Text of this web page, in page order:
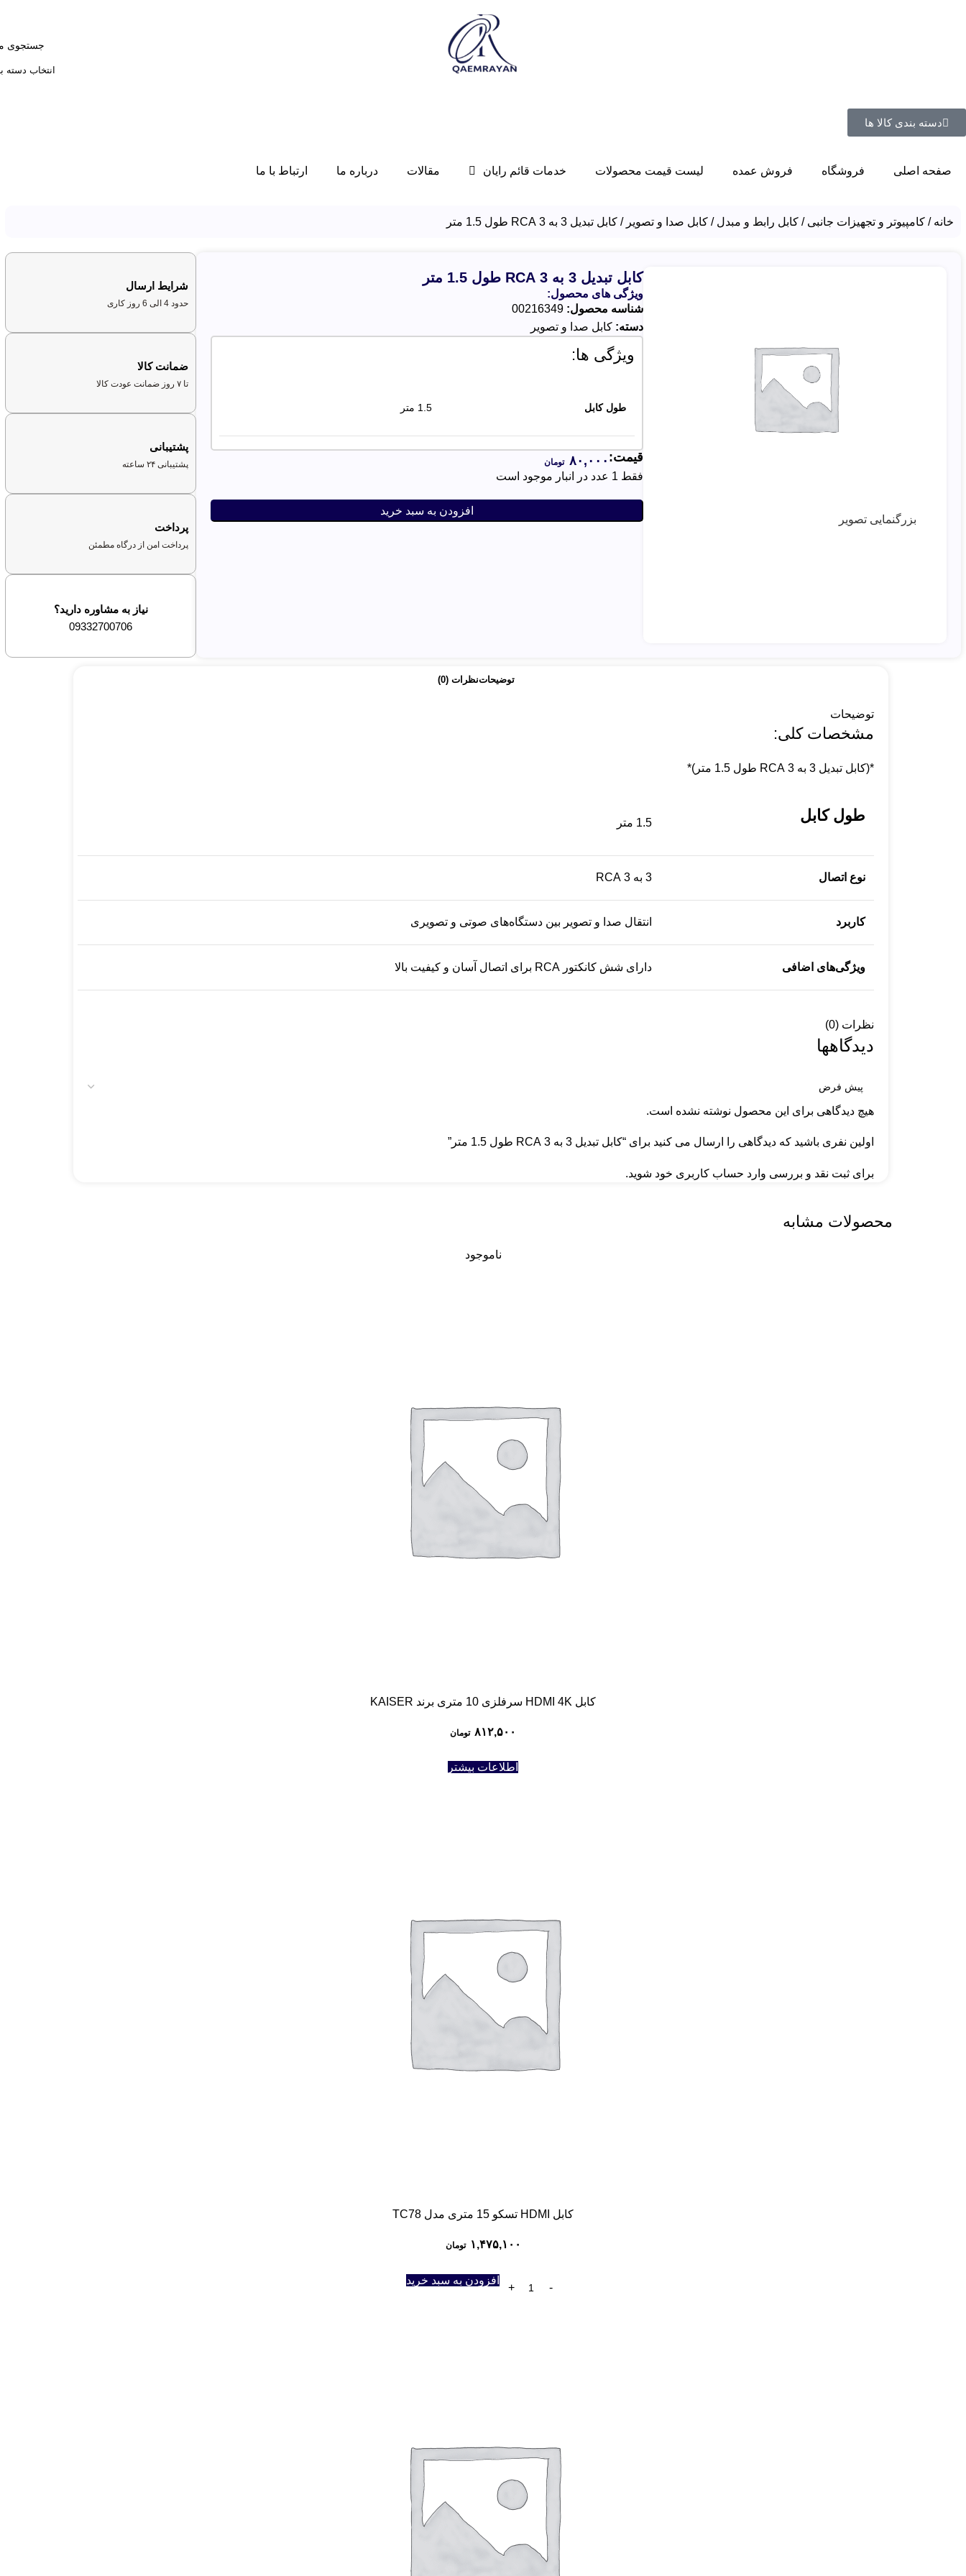
انتخاب دسته
دسته بندی کالا ها
صفحه اصلی فروشگاه فروش عمده لیست قیمت محصولات خدمات قائم رایان مقالات درباره ما ارتباط با ما
خانه کامپیوتر و تجهیزات جانبی کابل رابط و مبدل کابل صدا و تصویر کابل تبدیل 3 به 3 RCA طول 1.5 متر
بزرگنمایی تصویر
کابل تبدیل 3 به 3 RCA طول 1.5 متر
ویژگی های محصول:
شناسه محصول: 00216349
دسته: کابل صدا و تصویر
ویژگی ها:
طول کابل 1.5 متر
نوع اتصال
فقط 1 عدد در انبار موجود است
افزودن به سبد خرید
قیمت: ۸۰,۰۰۰ تومان
شرایط ارسال
حدود 4 الی 6 روز کاری
ضمانت کالا
تا ۷ روز ضمانت عودت کالا
پشتیبانی
پشتیبانی ۲۴ ساعته
پرداخت
پرداخت امن از درگاه مطمئن
نیاز به مشاوره دارید؟
09332700706
توضیحاتنظرات (0)
توضیحات
مشخصات کلی:
*(کابل تبدیل 3 به 3 RCA طول 1.5 متر)*
طول کابل 1.5 متر
نوع اتصال 3 به 3 RCA
کاربرد انتقال صدا و تصویر بین دستگاه‌های صوتی و تصویری
ویژگی‌های اضافی دارای شش کانکتور RCA برای اتصال آسان و کیفیت بالا
نظرات (0)
دیدگاهها
هیچ دیدگاهی برای این محصول نوشته نشده است.
اولین نفری باشید که دیدگاهی را ارسال می کنید برای “کابل تبدیل 3 به 3 RCA طول 1.5 متر”
برای ثبت نقد و بررسی وارد حساب کاربری خود شوید.
محصولات مشابه
ناموجود
کابل HDMI 4K سرفلزی 10 متری برند KAISER
۸۱۲,۵۰۰ تومان
اطلاعات بیشتر
کابل HDMI تسکو 15 متری مدل TC78
۱,۴۷۵,۱۰۰ تومان
افزودن به سبد خرید